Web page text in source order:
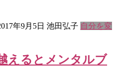
年9月5日 池田弘子 自分を変